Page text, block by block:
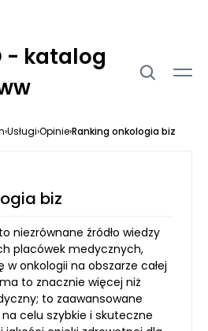
- katalog
›Usługi›Opinie›Ranking onkologia biz
biz
niezrównane źródło wiedzy
placówek medycznych,
onkologii na obszarze całej
to znacznie więcej niż
to zaawansowane
celu szybkie i skuteczne